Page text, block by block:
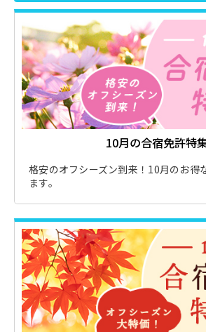
10月の合宿免許特
格安のオフシーズン到来！10月のお得
ます。